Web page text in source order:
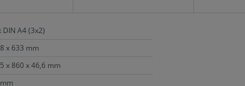
DIN A4 (3x2)
x 633 mm
x 860 x 46,6 mm